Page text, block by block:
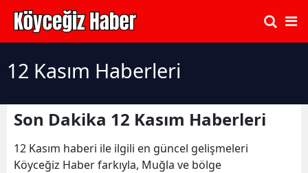
12 Kasım Haberleri
Son Dakika 12 Kasım Haberleri
12 Kasım haberi ile ilgili en güncel gelişmeleri
Köyceğiz Haber farkıyla, Muğla ve bölge